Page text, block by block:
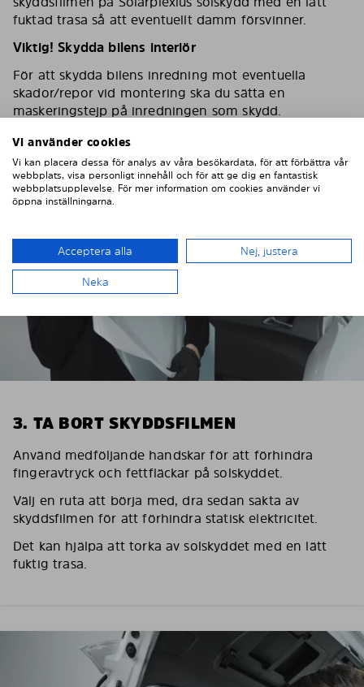
fuktad trasa så att eventuellt damm försvinner.
Viktig! Skydda bilens interiör
För att skydda bilens inredning mot eventuella
skador/repor vid montering ska du sätta en
maskeringstejp på inredningen som skydd.
3. TA BORT SKYDDSFILMEN
Använd medföljande handskar för att förhindra
fingeravtryck och fettfläckar på solskyddet.
Välj en ruta att börja med, dra sedan sakta av
skyddsfilmen för att förhindra statisk elektricitet.
Det kan hjälpa att torka av solskyddet med en lätt
fuktig trasa.
Vi använder cookies
Vi kan placera dessa för analys av våra besökardata, för att förbättra vår
webbplats, visa personligt innehåll och för att ge dig en fantastisk
webbplatsupplevelse. För mer information om cookies använder vi
öppna inställningarna.
Acceptera alla Nej, justera
Neka